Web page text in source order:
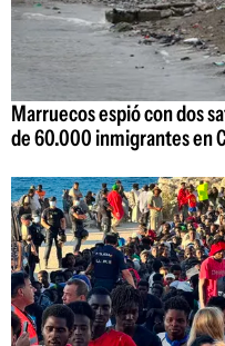
Marruecos espió con dos
de 60.000 inmigrantes en